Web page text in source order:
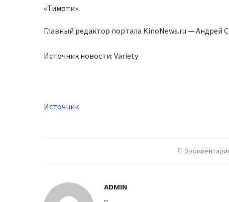
«Тимоти».
Главный редактор портала KinoNews.ru — Андрей
Источник новости: Variety
Источник
0
ADMIN